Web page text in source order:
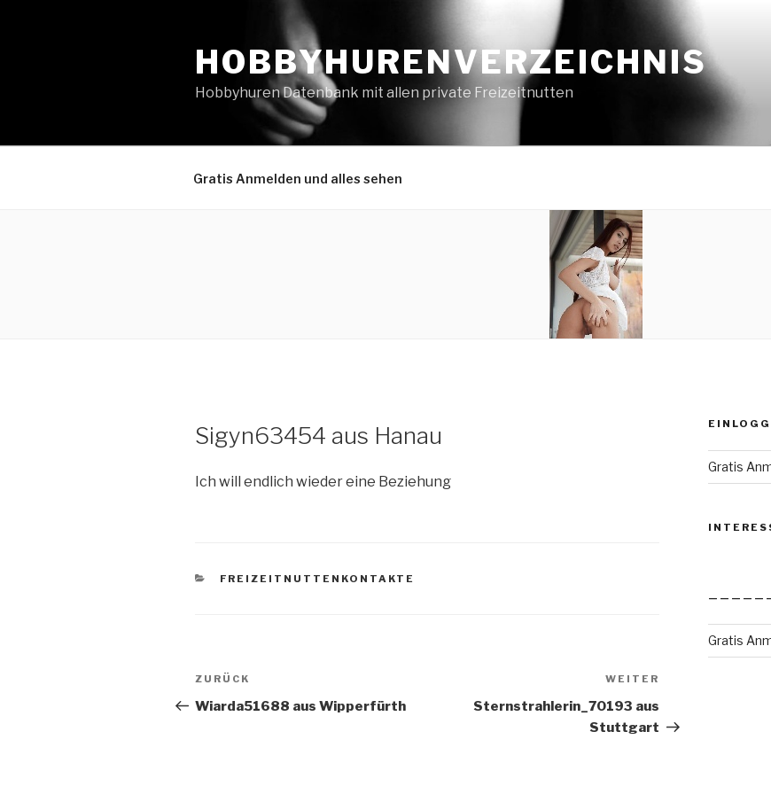
HOBBYHURENVERZEICHNIS
Hobbyhuren Datenbank mit allen private Freizeitnutten
Gratis Anmelden und alles sehen
Sigyn63454 aus Hanau
Ich will endlich wieder eine Beziehung
KATEGORIEN
FREIZEITNUTTENKONTAKTE
Beitragsnavigation
Vorheriger
Beitrag
ZURÜCK
Wiarda51688 aus Wipperfürth
WEITER
Sternstrahlerin_70193 aus
Stuttgart
Gratis
Gratis